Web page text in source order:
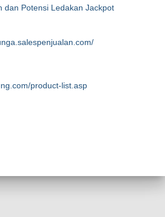
dan Potensi Ledakan Jackpot
product-list.asp